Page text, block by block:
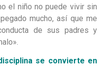
el niño no puede vivir sin
mucho, así que me
de sus padres y
se convierte en